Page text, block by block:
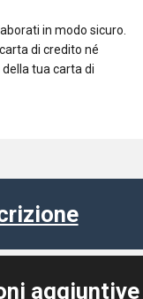
in modo sicuro.
di credito né
tua carta di
aggiuntive